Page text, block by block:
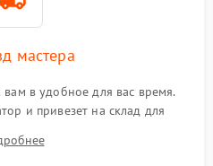
мастера
в удобное для вас время.
и привезет на склад для